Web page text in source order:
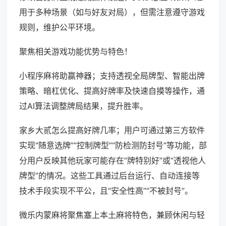
用于多种场景（如与好友对局），但需注意遵守游戏
规则，维护公平环境。
聚焦相关游戏功能优势与特色！
小程序麻将助赢神器；支持透视全局牌型、智能出牌
策略、暗杠优化、提高好牌率及快速自摸等操作，通
过AI算法调整牌局结果，提升胜率。
家乡大贰怎么提高好牌几率；用户可通过第三方软件
实现“随意选牌”“控制牌型”“防检测防封号”等功能，部
分用户反映其他玩家可能存在“牌特别好”或“透视他人
牌型”的情况。这些工具通过后台运行、自动连接等
技术手段实现不平公，且“安全性高”“不被封号”。
微乐内蒙麻将聚焦塞上本土麻将特色，兼顾休闲与轻